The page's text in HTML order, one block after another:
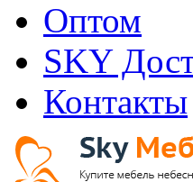
Оптом
SKY
Контакты